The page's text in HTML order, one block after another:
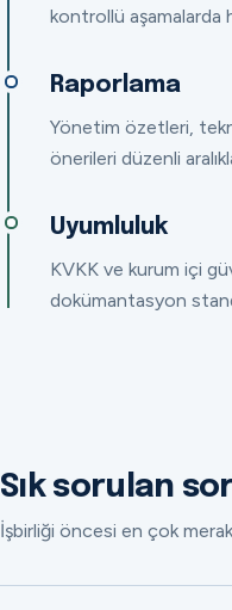
kontrollü aşamalarda
Raporlama
Yönetim özetleri,
önerileri düzenli
Uyumluluk
KVKK ve kurum içi
dokümantasyon
Sık sorulan
İşbirliği öncesi en çok merak